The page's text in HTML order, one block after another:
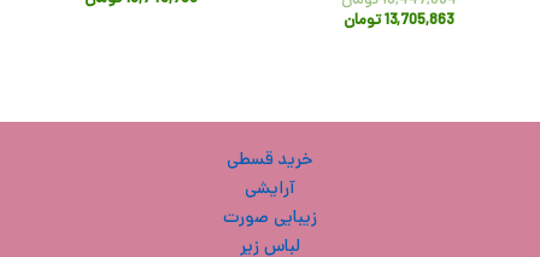
13,705,863تومان
خرید قسطی
آرایشی
زیبایی صورت
لباس زیر